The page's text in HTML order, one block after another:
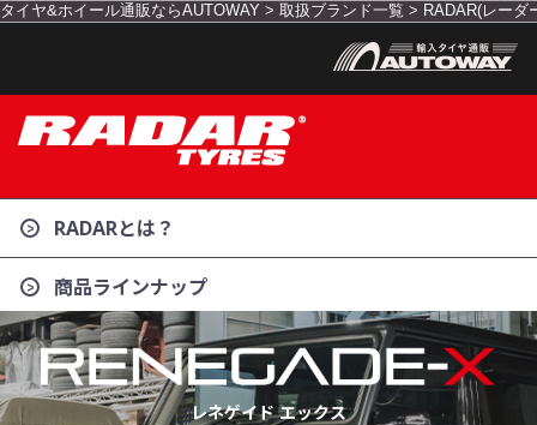
タイヤ&ホイール通販ならAUTOWAY > 取扱ブランド一覧 > RADAR(レーダ
RADARとは？
商品ラインナップ
レネゲイド エックス